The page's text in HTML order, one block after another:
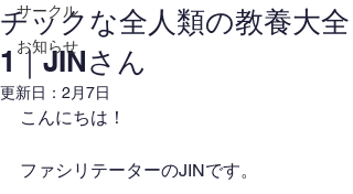
サークル
お知らせ
チックな全人類の教養大全
1｜JINさん
更新日： 2月7日
こんにちは！
ファシリテーターのJINです。